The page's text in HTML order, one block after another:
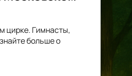
цирке. Гимнасты,
больше о